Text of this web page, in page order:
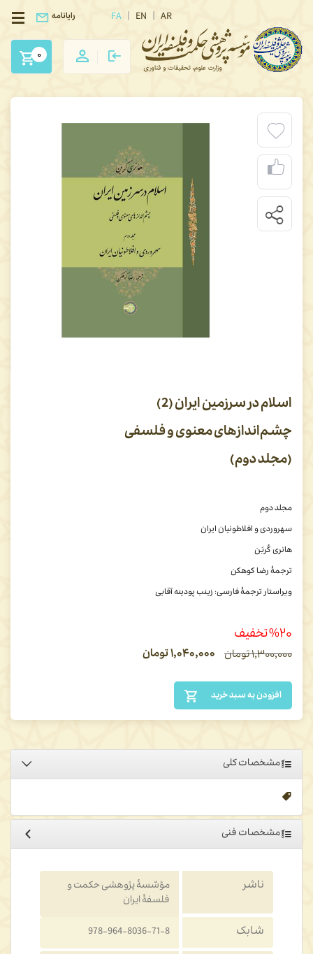
FA EN AR رایانامه
0
اسلام در سرزمین ایران (2)
چشم‌اندازهای معنوی و فلسفی
(مجلد دوم)
مجلد دوم
سهروردی و افلاطونیان ایران
هانری کُربَن
ترجمۀ رضا کوهکن
ویراستار ترجمۀ فارسی: زینب پودینه آقایی
۱,۳۰۰,۰۰۰تومان ۱,۰۴۰,۰۰۰تومان
%۲۰ تخفیف
افزودن به سبد خرید
مشخصات کلی
مشخصات فنی
ناشر
مؤسّسۀ پژوهشی حکمت و
فلسفۀ ایران
شابک 978-964-8036-71-8